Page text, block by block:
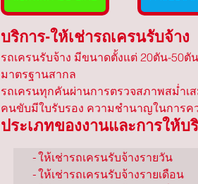
บริการ-ให้เช่ารถเครนรับจ้าง
รถเครนรับจ้าง มีขนาดตั้งแต่ 20ตัน-50
มาตรฐานสากล
รถเครนทุกคันผ่านการตรวจสภาพสม่ำเ
คนขับมีใบรับรอง ความชำนาญในการ
ประเภทของงานและการให้บ
-ให้เช่ารถเครนรับจ้างรายวัน
-ให้เช่ารถเครนรับจ้างรายเดือน